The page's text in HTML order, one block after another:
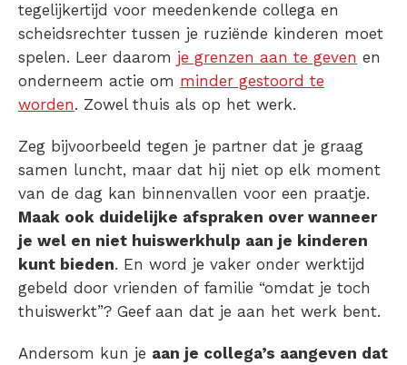
tegelijkertijd voor meedenkende collega en
scheidsrechter tussen je ruziënde kinderen moet
spelen. Leer daarom je grenzen aan te geven en
onderneem actie om minder gestoord te
worden. Zowel thuis als op het werk.
Zeg bijvoorbeeld tegen je partner dat je graag
samen luncht, maar dat hij niet op elk moment
van de dag kan binnenvallen voor een praatje.
Maak ook duidelijke afspraken over wanneer
je wel en niet huiswerkhulp aan je kinderen
kunt bieden. En word je vaker onder werktijd
gebeld door vrienden of familie “omdat je toch
thuiswerkt”? Geef aan dat je aan het werk bent.
Andersom kun je aan je collega’s aangeven dat